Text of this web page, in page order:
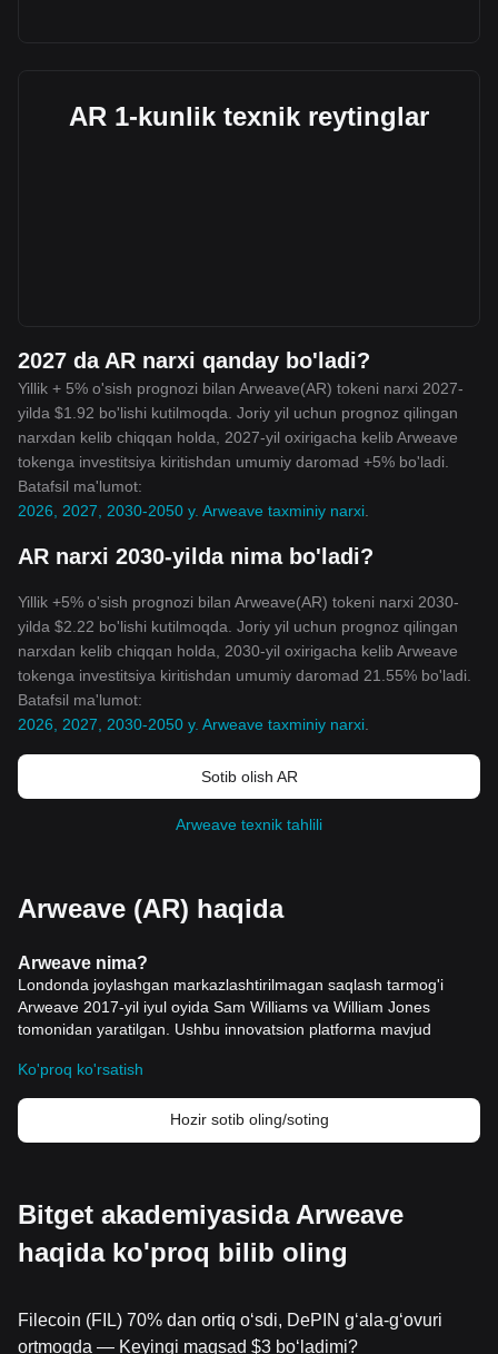
AR 1-kunlik texnik reytinglar
2027 da AR narxi qanday bo'ladi?
Yillik + 5% o'sish prognozi bilan Arweave(AR) tokeni narxi 2027-
yilda $1.92 bo'lishi kutilmoqda. Joriy yil uchun prognoz qilingan
narxdan kelib chiqqan holda, 2027-yil oxirigacha kelib Arweave
tokenga investitsiya kiritishdan umumiy daromad +5% bo'ladi.
Batafsil ma'lumot:
2026, 2027, 2030-2050 y. Arweave taxminiy narxi
AR narxi 2030-yilda nima bo'ladi?
Yillik +5% o'sish prognozi bilan Arweave(AR) tokeni narxi 2030-
yilda $2.22 bo'lishi kutilmoqda. Joriy yil uchun prognoz qilingan
narxdan kelib chiqqan holda, 2030-yil oxirigacha kelib Arweave
tokenga investitsiya kiritishdan umumiy daromad 21.55% bo'ladi.
Batafsil ma'lumot:
2026, 2027, 2030-2050 y. Arweave taxminiy narxi
Sotib olish AR
Arweave texnik tahlili
Arweave (AR) haqida
Arweave nima?
Londonda joylashgan markazlashtirilmagan saqlash tarmog'i
Arweave 2017-yil iyul oyida Sam Williams va William Jones
tomonidan yaratilgan. Ushbu innovatsion platforma mavjud
manipulyatsiyani bartaraf etishga qaratilgan onlayn ma'lumotlarni
saqlash haqidagi fikrimizni o'zgartirish uchun mo'ljallangan.
Arweave xavfsiz va doimiy global axborotni saqlashni
osonlashtiradigan blockweave deb nomlanuvchi noyob
va inklyuziv Internetni ta'minlaydi.
Arweave tarmog'i internetda juda ko'p miqdordagi
ma'lumotlarning kundalik yo'qolishiga qarshi bastion sifatida
saqlash uchun arzon va o'lchovli yechimni taklif qilish orqali
foydalanuvchilarning veb-saytlardagi ma'lumotlarni abadiy
Ko'proq ko'rsatish
Hozir sotib oling/soting
Bitget akademiyasida Arweave
haqida ko'proq bilib oling
Filecoin (FIL) 70% dan ortiq o‘sdi, DePIN g‘ala-g‘ovuri
ortmoqda — Keyingi maqsad $3 bo‘ladimi?